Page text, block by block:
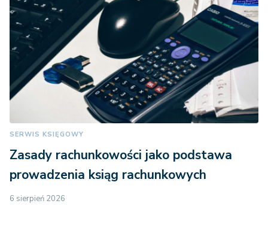
SERWIS KSIĘGOWY
Zasady rachunkowości jako podstawa
prowadzenia ksiąg rachunkowych
6 sierpień 2026